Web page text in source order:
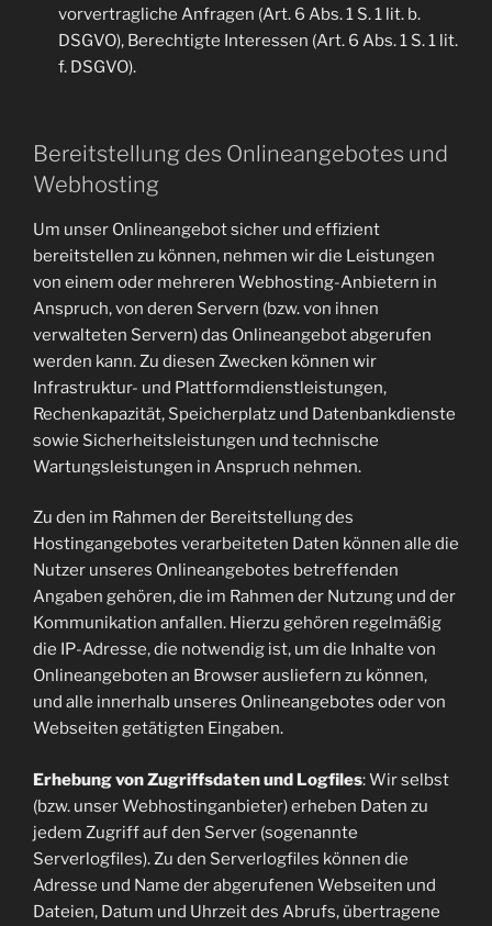
vorvertragliche Anfragen (Art. 6 Abs. 1 S. 1 lit. b.
DSGVO), Berechtigte Interessen (Art. 6 Abs. 1 S. 1 lit.
f. DSGVO).
Bereitstellung des Onlineangebotes und
Webhosting
Um unser Onlineangebot sicher und effizient
bereitstellen zu können, nehmen wir die Leistungen
von einem oder mehreren Webhosting-Anbietern in
Anspruch, von deren Servern (bzw. von ihnen
verwalteten Servern) das Onlineangebot abgerufen
werden kann. Zu diesen Zwecken können wir
Infrastruktur- und Plattformdienstleistungen,
Rechenkapazität, Speicherplatz und Datenbankdienste
sowie Sicherheitsleistungen und technische
Wartungsleistungen in Anspruch nehmen.
Zu den im Rahmen der Bereitstellung des
Hostingangebotes verarbeiteten Daten können alle die
Nutzer unseres Onlineangebotes betreffenden
Angaben gehören, die im Rahmen der Nutzung und der
Kommunikation anfallen. Hierzu gehören regelmäßig
die IP-Adresse, die notwendig ist, um die Inhalte von
Onlineangeboten an Browser ausliefern zu können,
und alle innerhalb unseres Onlineangebotes oder von
Webseiten getätigten Eingaben.
Erhebung von Zugriffsdaten und Logfiles: Wir selbst
(bzw. unser Webhostinganbieter) erheben Daten zu
jedem Zugriff auf den Server (sogenannte
Serverlogfiles). Zu den Serverlogfiles können die
Adresse und Name der abgerufenen Webseiten und
Dateien, Datum und Uhrzeit des Abrufs, übertragene